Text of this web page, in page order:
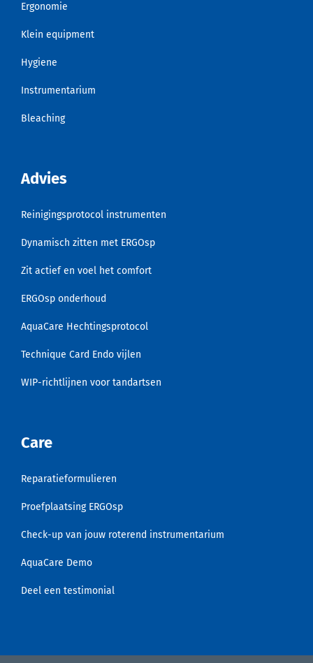
Ergonomie
Klein equipment
Hygiene
Instrumentarium
Bleaching
Advies
Reinigingsprotocol instrumenten
Dynamisch zitten met ERGOsp
Zit actief en voel het comfort
ERGOsp onderhoud
AquaCare Hechtingsprotocol
Technique Card Endo vijlen
WIP-richtlijnen voor tandartsen
Care
Reparatieformulieren
Proefplaatsing ERGOsp
Check-up van jouw roterend instrumentarium
AquaCare Demo
Deel een testimonial